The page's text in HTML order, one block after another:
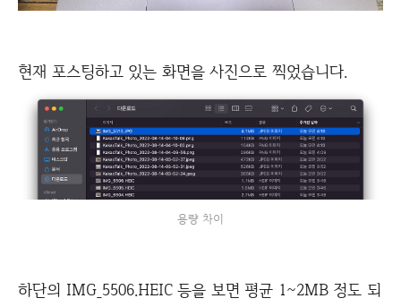
현재 포스팅하고 있는 화면을 사진으로 찍었습니다.
용량 차이
하단의 IMG_5506.HEIC 등을 보면 평균 1~2MB 정도 되